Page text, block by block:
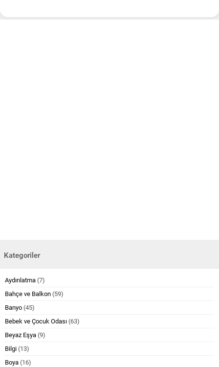
Kategoriler
Aydınlatma (7)
Bahçe ve Balkon (59)
Banyo (45)
Bebek ve Çocuk Odası (63)
Beyaz Eşya (9)
Bilgi (13)
Boya (16)